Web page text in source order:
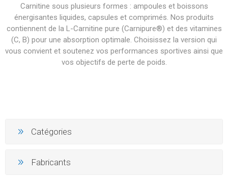
Carnitine sous plusieurs formes : ampoules et boissons
énergisantes liquides, capsules et comprimés. Nos produits
contiennent de la L-Carnitine pure (Carnipure®) et des vitamines
(C, B) pour une absorption optimale. Choisissez la version qui
vous convient et soutenez vos performances sportives ainsi que
vos objectifs de perte de poids.
Catégories
Fabricants